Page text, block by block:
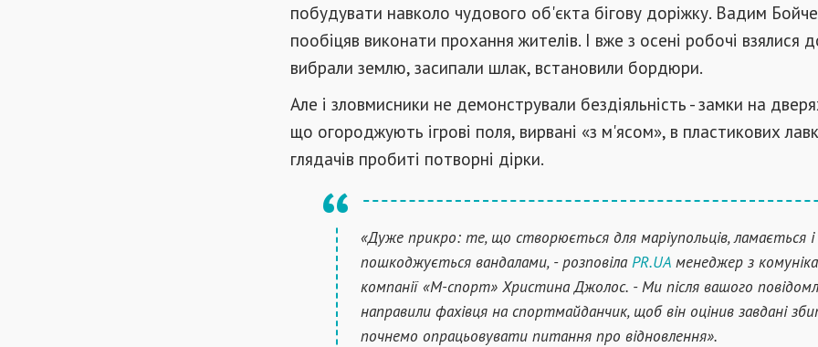
побудувати навколо чудового об'єкта бігову доріжку. Вадим
пообіцяв виконати прохання жителів. І вже з осені робочі взялися
вибрали землю, засипали шлак, встановили бордюри.
Але і зловмисники не демонстрували бездіяльність - замки на
що огороджують ігрові поля, вирвані «з м'ясом», в пластикових
глядачів пробиті потворні дірки.
«Дуже прикро: те, що створюється для маріупольців, ламається і
пошкоджується вандалами, - розповіла PR.UA менеджер з
компанії «М-спорт» Христина Джолос. - Ми після вашого
направили фахівця на спортмайданчик, щоб він оцінив завдані
почнемо опрацьовувати питання про відновлення».